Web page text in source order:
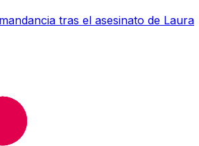
tras el asesinato de Laura